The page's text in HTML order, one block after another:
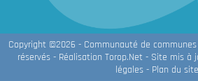
Copyright ©2026 - Communauté de
réservés - Réalisation Torop.Net- Site mis à
légales- Plan du site